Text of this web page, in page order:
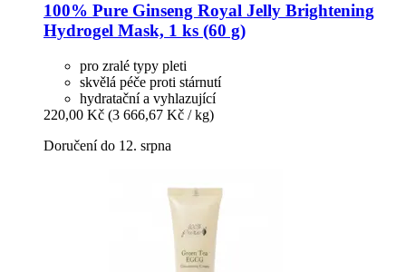
100% Pure Ginseng Royal Jelly Brightening
Hydrogel Mask, 1 ks (60 g)
pro zralé typy pleti
skvělá péče proti stárnutí
hydratační a vyhlazující
220,00 Kč (3 666,67 Kč / kg)
Doručení do 12. srpna